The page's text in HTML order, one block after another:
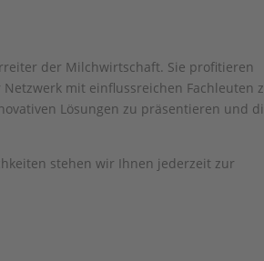
der Milchwirtschaft. Sie profitieren
mit einflussreichen Fachleuten
Lösungen zu präsentieren und
stehen wir Ihnen jederzeit zur